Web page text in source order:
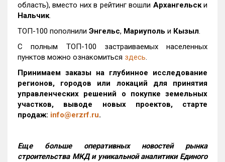
область), вместо них в рейтинг вошли Архангельски
Нальчик.
ТОП-100 пополнили Энгельс, Мариуполь и Кызыл.
С полным ТОП-100 застраиваемых населенных
пунктов можно ознакомиться здесь.
Принимаем заказы на глубинное исследование
регионов, городов или локаций для принятия
управленческих решений о покупке земельных
участков, выводе новых проектов, старте
продаж: info@erzrf.ru.
Еще больше оперативных новостей рынка
строительства МКД и уникальной аналитики Единого